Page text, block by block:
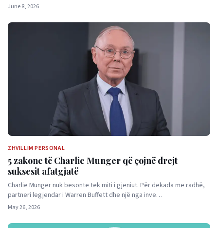
June 8, 2026
ZHVILLIM PERSONAL
5 zakone të Charlie Munger që çojnë drejt
suksesit afatgjatë
Charlie Munger nuk besonte tek miti i gjeniut. Për dekada me radhë,
partneri legjendar i Warren Buffett dhe një nga inve…
May 26, 2026